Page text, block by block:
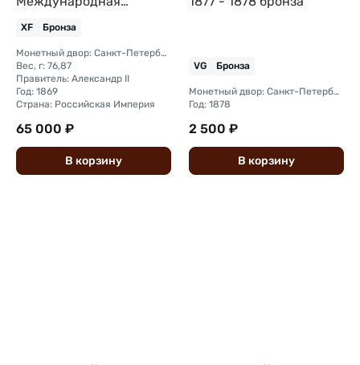
Российское общество
Семенов 54 мм бронза
XF Бронза
Монетный двор: Санкт-Петербургский
Вес, г: 76,87
Правитель: Александр II
Год: 1869
Страна: Российская Империя
65 000 ₽
В корзину
VG Бронза
Монетный двор: Санкт-Петербургский
Год: 1878
2 500 ₽
В корзину